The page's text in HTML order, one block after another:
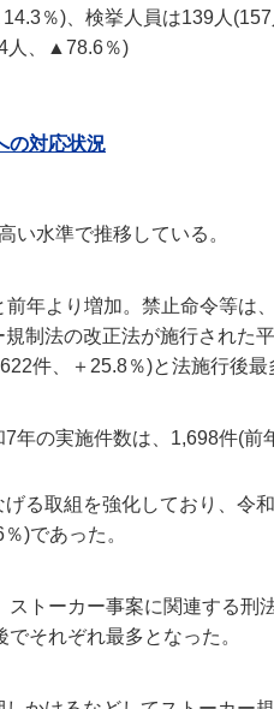
％)、検挙人員は139人(157
人、▲78.6％)
の対応状況
い水準で推移している。
年より増加。禁止命令等は
制法の改正法が施行された
件、＋25.8％)と法施行後最
年の実施件数は、1,698件(前
る取組を強化しており、令
)であった。
トーカー事案に関連する刑
それぞれ最多となった。